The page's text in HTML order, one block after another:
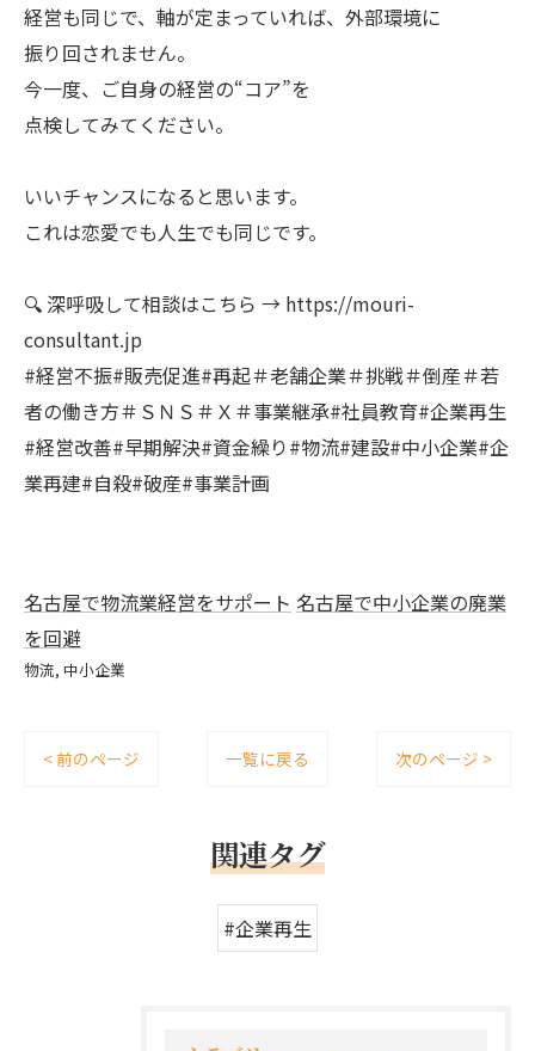
経営も同じで、軸が定まっていれば、外部環境に
振り回されません。
今一度、ご自身の経営の“コア”を
点検してみてください。
いいチャンスになると思います。
これは恋愛でも人生でも同じです。
🔍 深呼吸して相談はこちら → https://mouri-
consultant.jp
#経営不振#販売促進#再起＃老舗企業＃挑戦＃倒産＃若
者の働き方＃ＳＮＳ＃Ｘ＃事業継承#社員教育#企業再生
#経営改善#早期解決#資金繰り#物流#建設#中小企業#企
業再建#自殺#破産#事業計画
名古屋で物流業経営をサポート 名古屋で中小企業の廃業
を回避
物流 中小企業
< 前のページ 一覧に戻る 次のページ >
関連タグ
#企業再生